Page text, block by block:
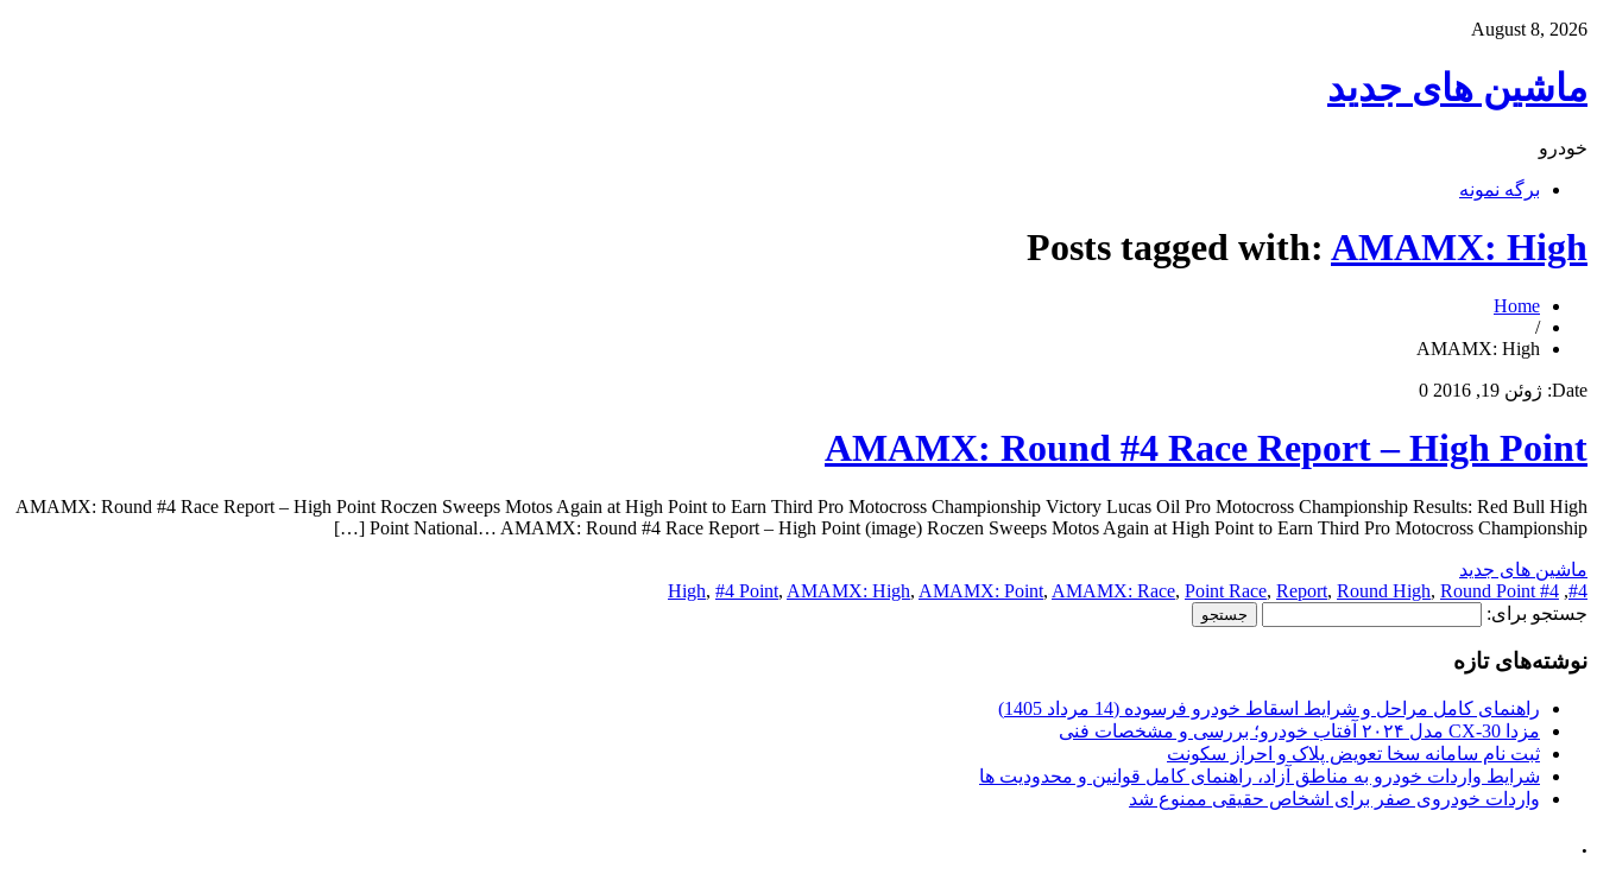
August 8, 2026
ماشین های جدید
خودرو
برگه نمونه
Posts tagged with: AMAMX: High
Home
/
AMAMX: High
Date: ژوئن 19, 2016 0
AMAMX: Round #4 Race Report – High Point
AMAMX: Round #4 Race Report – High Point Roczen Sweeps Motos Again at High Point to Earn Third Pro Motocross Championship Victory Lucas Oil Pro Motocross Championship Results: Red Bull High
Point National… AMAMX: Round #4 Race Report – High Point (image) Roczen Sweeps Motos Again at High Point to Earn Third Pro Motocross Championship […]
ماشین های جدید
#4
,
#4 High
, #4 Point, AMAMX: High, AMAMX: Point, AMAMX: Race, Point Race, Report, Round High, Round Point
جستجو برای:
نوشته‌های تازه
راهنمای کامل مراحل و شرایط اسقاط خودرو فرسوده (14 مرداد 1405)
مزدا CX-30 مدل ۲۰۲۴ آفتاب خودرو؛ بررسی و مشخصات فنی
ثبت نام سامانه سخا تعویض پلاک و احراز سکونت
شرایط واردات خودرو به مناطق آزاد، راهنمای کامل قوانین و محدودیت ها
واردات خودروی صفر برای اشخاص حقیقی ممنوع شد
.